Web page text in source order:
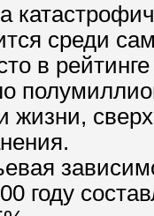
среди
в
жизни,
году